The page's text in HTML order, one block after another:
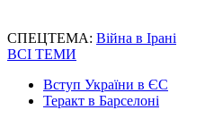
СПЕЦТЕМА: Війна в Ірані
ВСІ ТЕМИ
Вступ України в ЄС
Теракт в Барселоні